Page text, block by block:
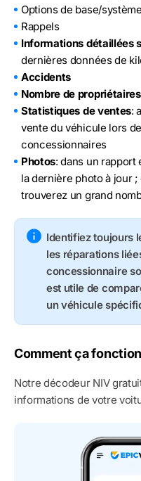
Options de base/
Rappels
Informations détaillées
dernières données de
Accidents
Nombre de propriétaires
Statistiques de ventes:
vente du véhicule lors
concessionnaires
Photos: dans un rapport
la dernière photo à jour
trouverez un grand
Identifiez toujours
les réparations
concessionnaire
est utile de
un véhicule
Comment ça
Notre décodeur NIV
informations de votre